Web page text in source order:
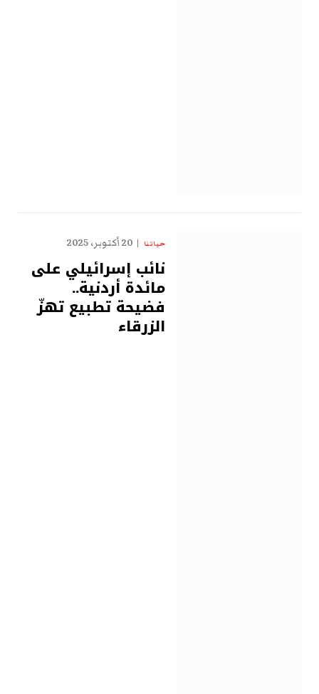
حياتنا 20 أكتوبر، 2025
نائب إسرائيلي على
مائدة أردنية..
فضيحة تطبيع تهزّ
الزرقاء